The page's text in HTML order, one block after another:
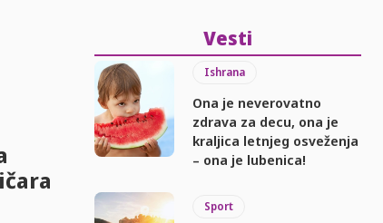
Vesti
Ishrana
Ona je neverovatno
zdrava za decu, ona je
kraljica letnjeg osveženja
– ona je lubenica!
Sport